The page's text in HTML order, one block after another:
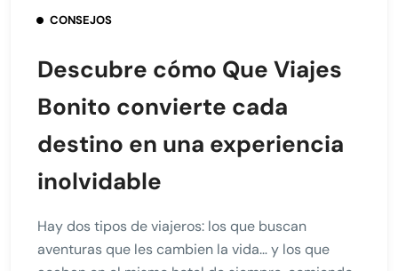
CONSEJOS
Descubre cómo Que Viajes
Bonito convierte cada
destino en una experiencia
inolvidable
Hay dos tipos de viajeros: los que buscan
aventuras que les cambien la vida… y los que